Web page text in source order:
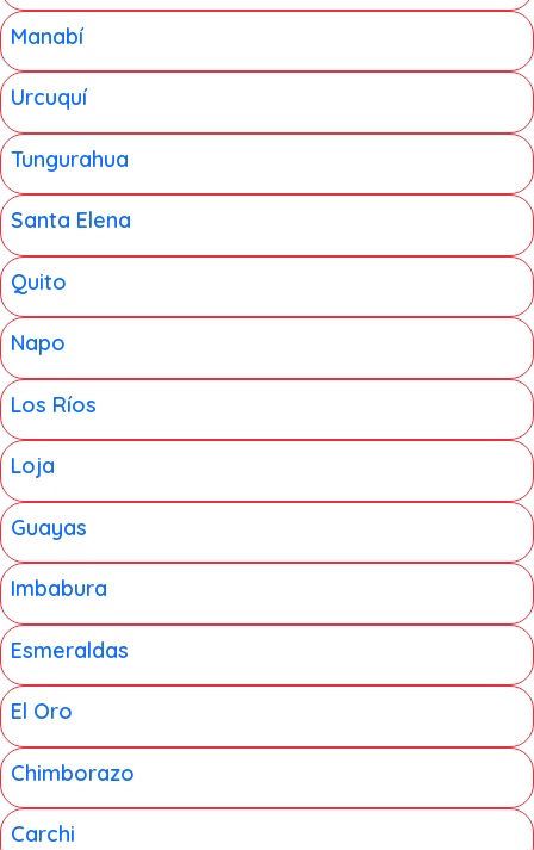
Manabí
Urcuquí
Tungurahua
Santa Elena
Quito
Napo
Los Ríos
Loja
Guayas
Imbabura
Esmeraldas
El Oro
Chimborazo
Carchi